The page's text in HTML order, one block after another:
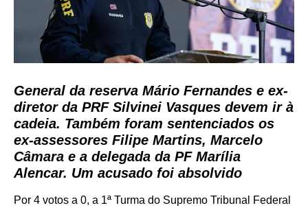
General da reserva Mário Fernandes e ex-
diretor da PRF Silvinei Vasques devem ir à
cadeia. Também foram sentenciados os
ex-assessores Filipe Martins, Marcelo
Câmara e a delegada da PF Marília
Alencar. Um acusado foi absolvido
Por 4 votos a 0, a 1ª Turma do Supremo Tribunal Federal